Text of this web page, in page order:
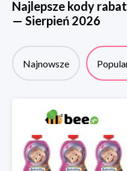
Najlepsze kody
— Sierpień 2026
Najnowsze